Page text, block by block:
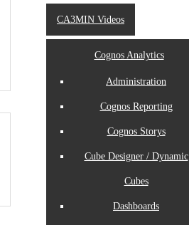
CA3MIN Videos
Cognos Analytics
Administration
Cognos Reporting
Cognos Storys
Cube Designer / Dynamic
Cubes
Dashboards